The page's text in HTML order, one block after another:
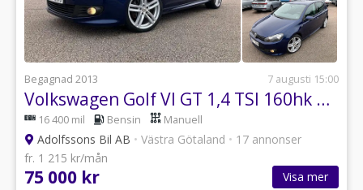
Begagnad 2013 7 augusti 15:00
Volkswagen Golf VI GT 1,4 TSI 160hk R-Line
16 400 mil Bensin Manuell
Adolfssons Bil AB • Västra Götaland • 17 annonser
fr. 1 215 kr/mån
75 000 kr Visa mer